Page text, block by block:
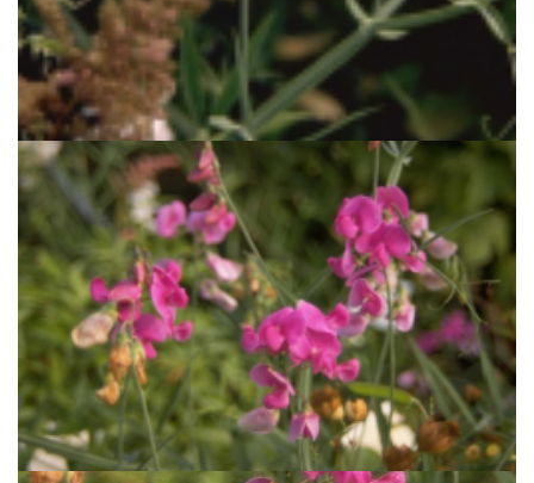
Brede lathyrus
Lathyrus latifolius 'White Pearl'